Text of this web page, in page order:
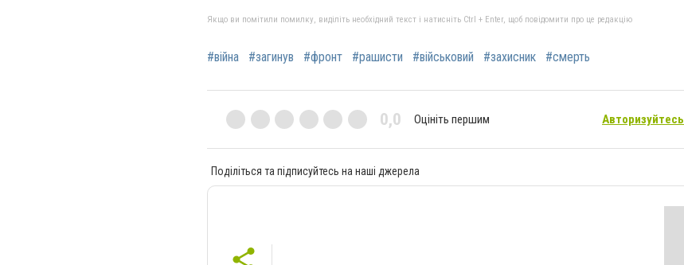
Якщо ви помітили помилку, виділіть необхідний текст і натисніть Ctrl + Enter, щоб повідомити про це редакцію
#війна #загинув #фронт #рашисти #військовий #захисник #смерть
0,0 Оцініть першим Авторизуйтесь
Поділіться та підписуйтесь на наші джерела